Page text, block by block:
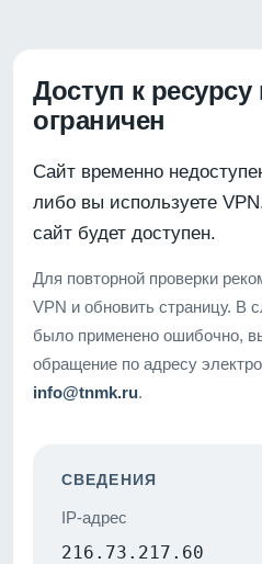
Доступ к
ограничен
Сайт временно
либо вы используете
сайт будет доступен.
Для повторной проверки
VPN и обновить страницу. В
было применено ошибочно,
обращение по адресу
info@tnmk.ru.
СВЕДЕНИЯ
IP-адрес
216.73.217.60